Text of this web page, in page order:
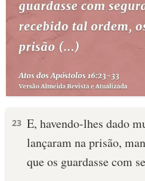
23 E, havendo-lhes dado
lançaram na prisão,
que os guardasse com